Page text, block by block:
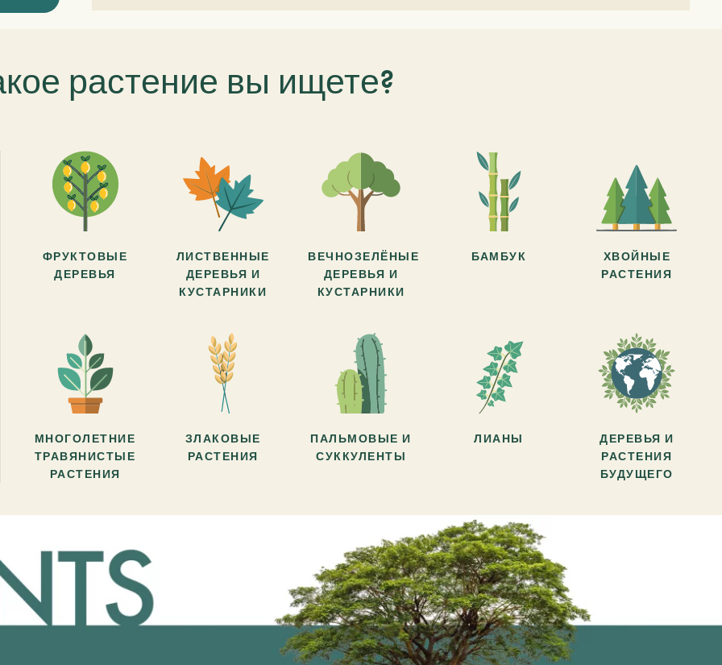
растение вы ищете?
ФРУКТОВЫЕ
ДЕРЕВЬЯ
ЛИСТВЕННЫЕ
ДЕРЕВЬЯ И
КУСТАРНИКИ
ВЕЧНОЗЕЛЁНЫЕ
ДЕРЕВЬЯ И
КУСТАРНИКИ
БАМБУК
ХВОЙНЫЕ
РАСТЕНИЯ
МНОГОЛЕТНИЕ
ТРАВЯНИСТЫЕ
РАСТЕНИЯ
ЗЛАКОВЫЕ
РАСТЕНИЯ
ПАЛЬМОВЫЕ И
СУККУЛЕНТЫ
ЛИАНЫ
ДЕРЕВЬЯ И
РАСТЕНИЯ
БУДУЩЕГО